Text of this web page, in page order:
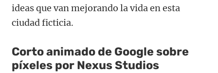
ideas que van mejorando la vida en esta
ciudad ficticia.
Corto animado de Google sobre
píxeles por Nexus Studios